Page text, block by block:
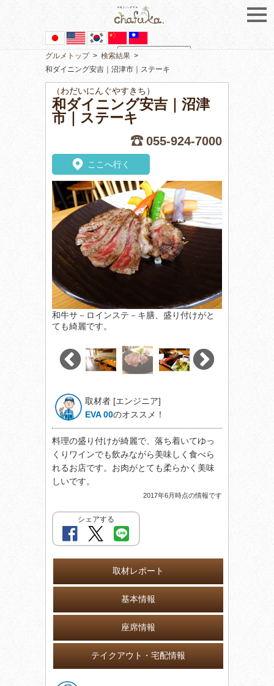
Powered by
グルメトップ> 検索結果 >
和ダイニング安吉｜沼津市｜ステーキ
（わだいにんぐやすきち）
和ダイニング安吉｜沼津
市｜ステーキ
055-924-7000
ここへ行く
和牛サ－ロインステ－キ膳、盛り付けがと
ても綺麗です。
取材者 [エンジニア]
EVA 00のオススメ！
料理の盛り付けが綺麗で、落ち着いてゆっ
くりワインでも飲みながら美味しく食べら
れるお店です。お肉がとても柔らかく美味
しいです。
2017年6月時点の情報です
シェアする
取材レポート
基本情報
座席情報
テイクアウト・宅配情報